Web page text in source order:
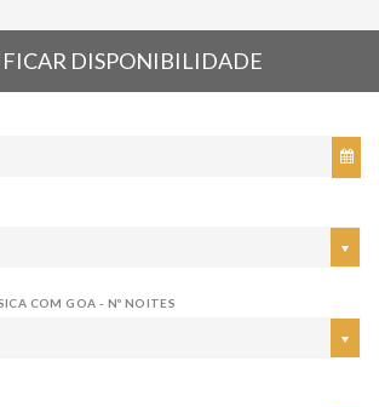
DISPONIBILIDADE
COM GOA - Nº NOITES